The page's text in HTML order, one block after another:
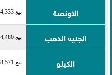
الاونصة بيع 64,333 شراء 65,754
الجنيه الذهب بيع 14,480 شراء 14,800
الكيلو بيع 2,068,571 شراء 2,114,286